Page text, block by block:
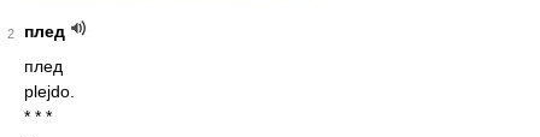
2
плед
плед
plejdo.
* * *